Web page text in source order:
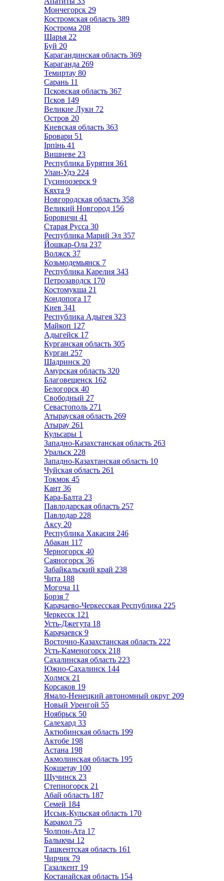
Мончегорск 29
Костромская область 389
Кострома 208
Шарья 22
Буй 20
Карагандинская область 369
Караганда 269
Темиртау 80
Сарань 11
Псковская область 367
Псков 149
Великие Луки 72
Остров 20
Киевская область 363
Бровари 51
Ірпінь 41
Вишневе 23
Республика Бурятия 361
Улан-Удэ 224
Гусиноозерск 9
Кяхта 9
Новгородская область 358
Великий Новгород 156
Боровичи 41
Старая Русса 30
Республика Марий Эл 357
Йошкар-Ола 237
Волжск 37
Козьмодемьянск 7
Республика Карелия 343
Петрозаводск 170
Костомукша 21
Кондопога 17
Киев 341
Республика Адыгея 323
Майкоп 127
Адыгейск 17
Курганская область 305
Курган 257
Шадринск 20
Амурская область 320
Благовещенск 162
Белогорск 40
Свободный 27
Севастополь 271
Атырауская область 269
Атырау 261
Кульсары 1
Западно-Казахстанская область 263
Уральск 228
Западно-Казахтанская область 10
Чуйская область 261
Токмок 45
Кант 36
Кара-Балта 23
Павлодарская область 257
Павлодар 228
Аксу 20
Республика Хакасия 246
Абакан 117
Черногорск 40
Саяногорск 36
Забайкальский край 238
Чита 188
Могоча 11
Борзя 7
Карачаево-Черкесская Республика 225
Черкесск 121
Усть-Джегута 18
Карачаевск 9
Восточно-Казахстанская область 222
Усть-Каменогорск 218
Сахалинская область 223
Южно-Сахалинск 144
Холмск 21
Корсаков 19
Ямало-Ненецкий автономный округ 209
Новый Уренгой 55
Ноябрьск 50
Салехард 33
Актюбинская область 199
Актобе 198
Астана 198
Акмолинская область 195
Кокшетау 100
Щучинск 23
Степногорск 21
Абай область 187
Семей 184
Иссык-Кульская область 170
Каракол 75
Чолпон-Ата 17
Балыкчы 12
Ташкентская область 161
Чирчик 79
Газалкент 19
Костанайская область 154